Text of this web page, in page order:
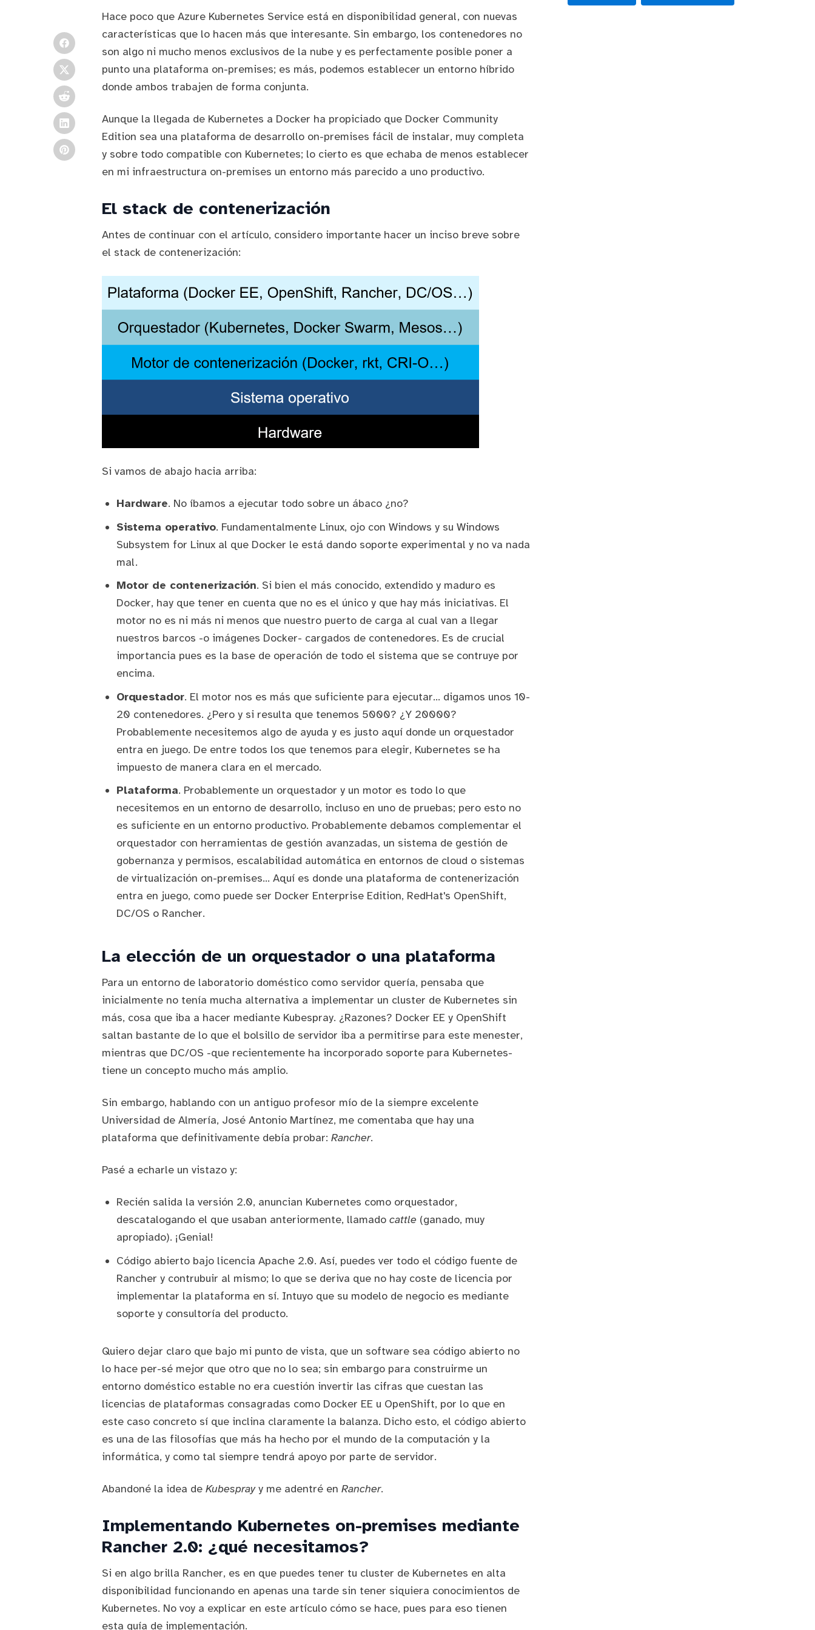
Hace poco que Azure Kubernetes Service está en disponibilidad general, con nuevas
características que lo hacen más que interesante. Sin embargo, los contenedores no
son algo ni mucho menos exclusivos de la nube y es perfectamente posible poner a
punto una plataforma on-premises; es más, podemos establecer un entorno híbrido
donde ambos trabajen de forma conjunta.
Aunque la llegada de Kubernetes a Docker ha propiciado que Docker Community
Edition sea una plataforma de desarrollo on-premises fácil de instalar, muy completa
y sobre todo compatible con Kubernetes; lo cierto es que echaba de menos establecer
en mi infraestructura on-premises un entorno más parecido a uno productivo.
El stack de contenerización
Antes de continuar con el artículo, considero importante hacer un inciso breve sobre
el stack de contenerización:
Si vamos de abajo hacia arriba:
Hardware. No íbamos a ejecutar todo sobre un ábaco ¿no?
Sistema operativo. Fundamentalmente Linux, ojo con Windows y su Windows
Subsystem for Linuxal que Docker le está dando soporte experimental y no va nada
mal.
Motor de contenerización. Si bien el más conocido, extendido y maduro es
Docker, hay que tener en cuenta que no es el único y que hay más iniciativas. El
motor no es ni más ni menos que nuestro puerto de carga al cual van a llegar
nuestros barcos -o imágenes Docker- cargados de contenedores. Es de crucial
importancia pues es la base de operación de todo el sistema que se contruye por
encima.
Orquestador. El motor nos es más que suficiente para ejecutar... digamos unos 10-
20 contenedores. ¿Pero y si resulta que tenemos 5000? ¿Y 20000?
Probablemente necesitemos algo de ayuda y es justo aquí donde un orquestador
entra en juego. De entre todos los que tenemos para elegir, Kubernetes se ha
impuesto de manera clara en el mercado.
Plataforma. Probablemente un orquestador y un motor es todo lo que
necesitemos en un entorno de desarrollo, incluso en uno de pruebas; pero esto no
es suficiente en un entorno productivo. Probablemente debamos complementar el
orquestador con herramientas de gestión avanzadas, un sistema de gestión de
gobernanza y permisos, escalabilidad automática en entornos de cloud o sistemas
de virtualización on-premises... Aquí es donde una plataforma de contenerización
entra en juego, como puede ser Docker Enterprise Edition, RedHat's OpenShift,
DC/OS o Rancher.
La elección de un orquestador o una plataforma
Para un entorno de laboratorio doméstico como servidor quería, pensaba que
inicialmente no tenía mucha alternativa a implementar un cluster de Kubernetes sin
más, cosa que iba a hacer mediante Kubespray. ¿Razones? Docker EE y OpenShift
saltan bastante de lo que el bolsillo de servidor iba a permitirse para este menester,
mientras que DC/OS -que recientemente ha incorporado soporte para Kubernetes-
tiene un concepto mucho más amplio.
Sin embargo, hablando con un antiguo profesor mío de la siempre excelente
Universidad de Almería, José Antonio Martínez, me comentaba que hay una
plataforma que definitivamente debía probar: Rancher.
Pasé a echarle un vistazo y:
Recién salida la versión 2.0, anuncian Kubernetes como orquestador,
descatalogando el que usaban anteriormente, llamado cattle (ganado, muy
apropiado). ¡Genial!
Código abiertobajo licencia Apache 2.0. Así, puedes ver todo el código fuente de
Rancher y contrubuir al mismo; lo que se deriva que no hay coste de licencia por
implementar la plataforma en sí. Intuyo que su modelo de negocio es mediante
soporte y consultoría del producto.
Quiero dejar claro que bajo mi punto de vista, que un software sea código abierto no
lo hace per-sé mejor que otro que no lo sea; sin embargo para construirme un
entorno doméstico estable no era cuestión invertir las cifras que cuestan las
licencias de plataformas consagradas como Docker EE u OpenShift, por lo que en
este caso concreto sí que inclina claramente la balanza. Dicho esto, el código abierto
es una de las filosofías que más ha hecho por el mundo de la computación y la
informática, y como tal siempre tendrá apoyo por parte de servidor.
Abandoné la idea de Kubesprayy me adentré en Rancher.
Implementando Kubernetes on-premises mediante
Rancher 2.0: ¿qué necesitamos?
Si en algo brilla Rancher, es en que puedes tener tu cluster de Kubernetes en alta
disponibilidad funcionando en apenas una tarde sin tener siquiera conocimientos de
Kubernetes. No voy a explicar en este artículo cómo se hace, pues para eso tienen
esta guía de implementación.